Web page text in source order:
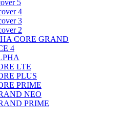
5
4
3
2
CORE GRAND
4
LTE
PLUS
PRIME
NEO
PRIME